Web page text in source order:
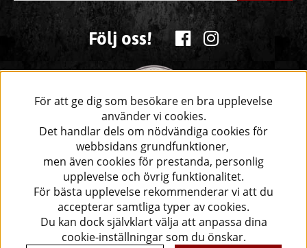
Följ oss!
För att ge dig som besökare en bra upplevelse
använder vi cookies.
Det handlar dels om nödvändiga cookies för
webbsidans grundfunktioner,
men även cookies för prestanda, personlig
upplevelse och övrig funktionalitet.
För bästa upplevelse rekommenderar vi att du
accepterar samtliga typer av cookies.
Du kan dock självklart välja att anpassa dina
cookie-inställningar som du önskar.